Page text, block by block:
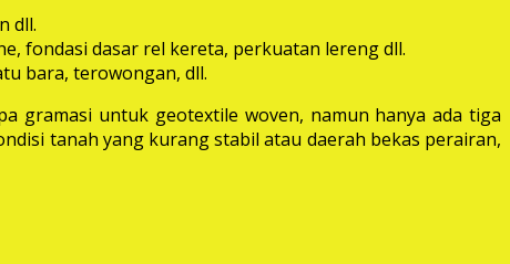
dll.
fondasi dasar rel kereta, perkuatan lereng dll.
bara, terowongan, dll.
gramasi untuk geotextile woven, namun hanya ada tiga
tanah yang kurang stabil atau daerah bekas perairan,